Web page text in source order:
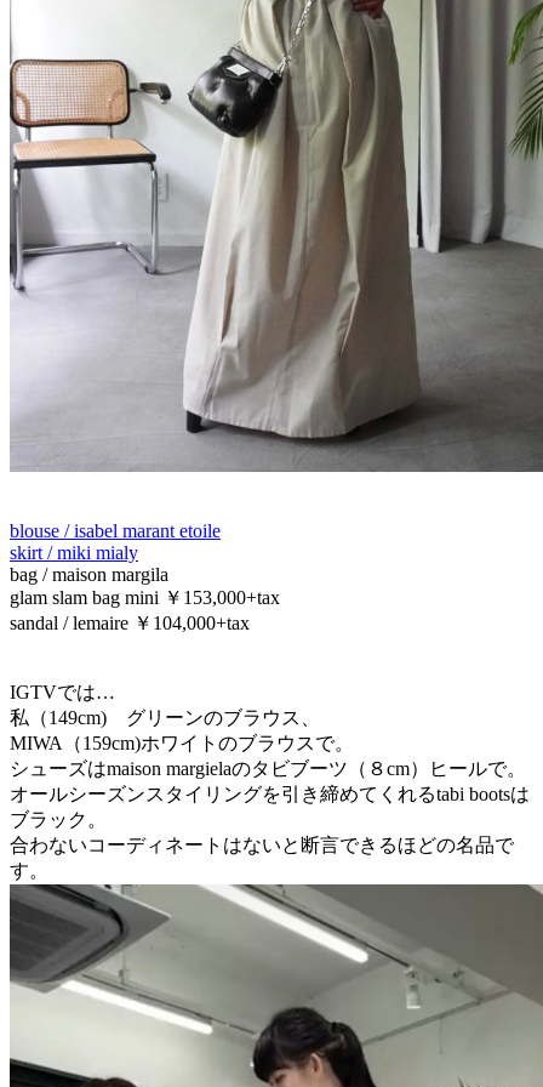
blouse / isabel marant etoile
skirt / miki mialy
bag / maison margila
glam slam bag mini ￥153,000+tax
sandal / lemaire ￥104,000+tax
IGTVでは…
私（149cm) グリーンのブラウス、
MIWA（159cm)ホワイトのブラウスで。
シューズはmaison margielaのタビブーツ（８cm）ヒールで。
オールシーズンスタイリングを引き締めてくれるtabi bootsは
ブラック。
合わないコーディネートはないと断言できるほどの名品で
す。